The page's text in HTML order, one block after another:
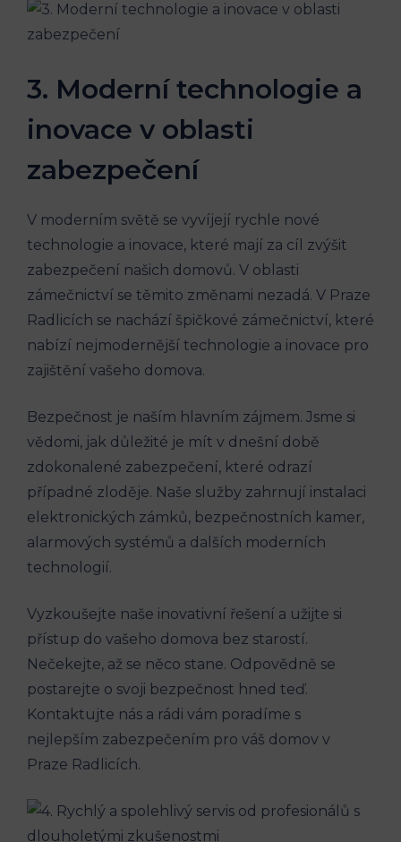
3. Moderní technologie a
inovace v oblasti
zabezpečení
V moderním světě se vyvíjejí rychle nové
technologie a inovace, které mají za cíl zvýšit
zabezpečení našich domovů. V oblasti
zámečnictví se těmito změnami nezadá. V Praze
Radlicích se nachází špičkové zámečnictví, které
nabízí nejmodernější technologie a inovace pro
zajištění vašeho domova.
Bezpečnost je naším hlavním zájmem. Jsme si
vědomi, jak důležité je mít v dnešní době
zdokonalené zabezpečení, které odrazí
případné zloděje. Naše služby zahrnují instalaci
elektronických zámků, bezpečnostních kamer,
alarmových systémů a dalších moderních
technologií.
Vyzkoušejte naše inovativní řešení a užijte si
přístup do vašeho domova bez starostí.
Nečekejte, až se něco stane. Odpovědně se
postarejte o svoji bezpečnost hned teď.
Kontaktujte nás a rádi vám poradíme s
nejlepším zabezpečením pro váš domov v
Praze Radlicích.